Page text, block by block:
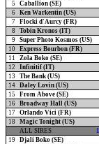
5
Caballion (SE)
6 Ken Warkentin (US)
7 Flocki d'Aurcy (FR)
8
Tobin Kronos (IT)
9 Super Photo Kosmos (US)
10 Express Bourbon (FR)
11
Zola Boko (SE)
12
Infinitif (IT)
13
The Bank (US)
14 Daley Lovin (US)
15
From Above (SE)
16 Broadway Hall (US)
17 Orlando Vici (FR)
18
Magic Tonight (US)
ALL SIRES
19 Djali Boko (SE)